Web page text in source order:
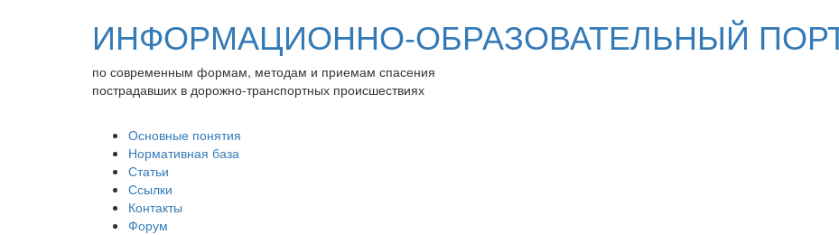
ИНФОРМАЦИОННО-ОБРАЗОВАТЕЛЬНЫЙ
по современным формам, методам и приемам спасения
пострадавших в дорожно-транспортных происшествиях
Основные понятия
Нормативная база
Статьи
Ссылки
Контакты
Форум